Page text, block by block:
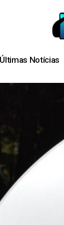
Últimas Notícias